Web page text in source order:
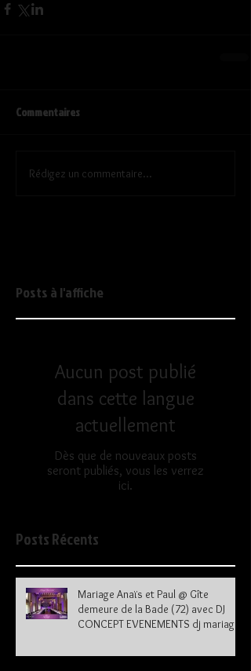
Commentaires
Rédigez un commentaire...
Posts à l'affiche
Aucun post publié
dans cette langue
actuellement
Dès que de nouveaux posts
seront publiés, vous les verrez
ici.
Posts Récents
Mariage Anaïs et Paul @ Gîte
demeure de la Bade (72) avec DJ
CONCEPT EVENEMENTS dj mariage